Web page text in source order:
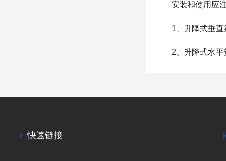
安装和使用应注
1、升降式垂直瓣
2、升降式水平瓣
快速链接